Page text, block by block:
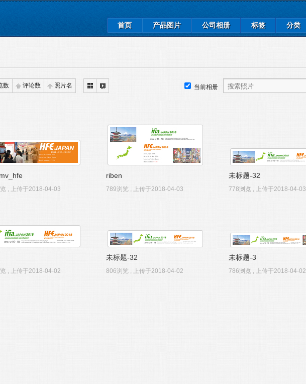
首页 产品图片 公司相册 标签 分类
当前相册
数 评论数 照片名
, 上传于2018-04-03
riben
789浏览 , 上传于2018-04-03
未标题-32
778浏览 , 上传于2018-04-03
, 上传于2018-04-02
未标题-32
806浏览 , 上传于2018-04-02
未标题-3
786浏览 , 上传于2018-04-02